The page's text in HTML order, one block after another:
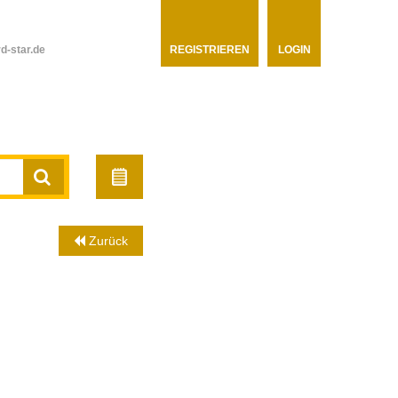
star.de REGISTRIEREN LOGIN
Zurück